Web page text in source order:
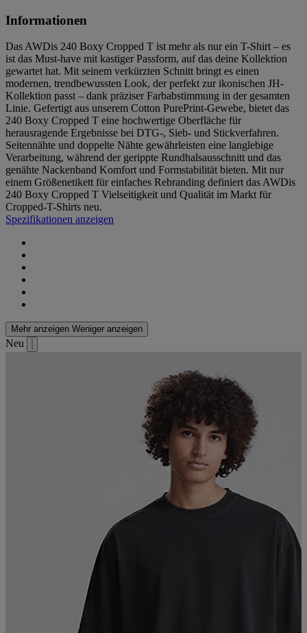
Informationen
Das AWDis 240 Boxy Cropped T ist mehr als nur ein T-Shirt – es
ist das Must-have mit kastiger Passform, auf das deine Kollektion
gewartet hat. Mit seinem verkürzten Schnitt bringt es einen
modernen, trendbewussten Look, der perfekt zur ikonischen JH-
Kollektion passt – dank präziser Farbabstimmung in der gesamten
Linie. Gefertigt aus unserem Cotton PurePrint-Gewebe, bietet das
240 Boxy Cropped T eine hochwertige Oberfläche für
herausragende Ergebnisse bei DTG-, Sieb- und Stickverfahren.
Seitennähte und doppelte Nähte gewährleisten eine langlebige
Verarbeitung, während der gerippte Rundhalsausschnitt und das
genähte Nackenband Komfort und Formstabilität bieten. Mit nur
einem Größenetikett für einfaches Rebranding definiert das AWDis
240 Boxy Cropped T Vielseitigkeit und Qualität im Markt für
Cropped-T-Shirts neu.
Spezifikationen anzeigen
Mehr anzeigen Weniger anzeigen
Neu